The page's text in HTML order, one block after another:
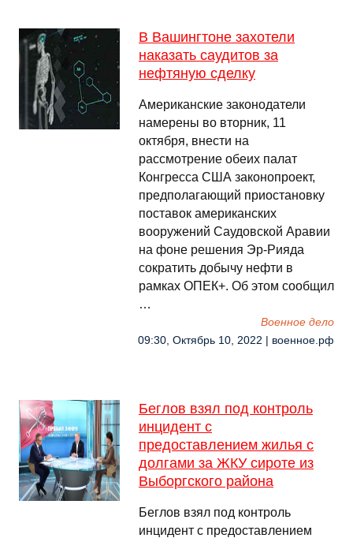
В Вашингтоне захотели
наказать саудитов за
нефтяную сделку
Американские законодатели
намерены во вторник, 11
октября, внести на
рассмотрение обеих палат
Конгресса США законопроект,
предполагающий приостановку
поставок американских
вооружений Саудовской Аравии
на фоне решения Эр-Рияда
сократить добычу нефти в
рамках ОПЕК+. Об этом сообщил
…
Военное дело
09:30, Октябрь 10, 2022 | военное.рф
Беглов взял под контроль
инцидент с
предоставлением жилья с
долгами за ЖКУ сироте из
Выборгского района
Беглов взял под контроль
инцидент с предоставлением